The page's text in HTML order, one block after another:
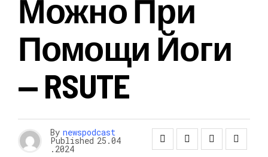
Можно При
Помощи Йоги
— RSUTE
By newspodcast
Published 25.04
.2024